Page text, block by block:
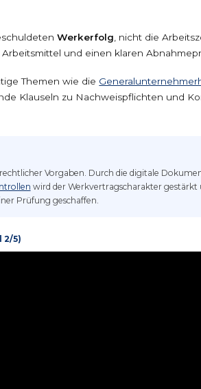
Werkerfolg , nicht die
und einen klaren
Themen wie die
Klauseln zu Nachweispflichten und
Vorgaben. Durch die digitale
wird der Werkvertragscharakter gestärkt
Prüfung geschaffen.
2/5)